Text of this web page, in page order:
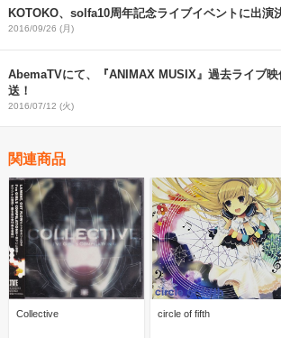
KOTOKO、solfa10周年記念ライブイベントに出演
2016/09/26 (月)
AbemaTVにて、『ANIMAX MUSIX』過去ライブ
送！
2016/07/12 (火)
関連商品
Collective circle of fifth